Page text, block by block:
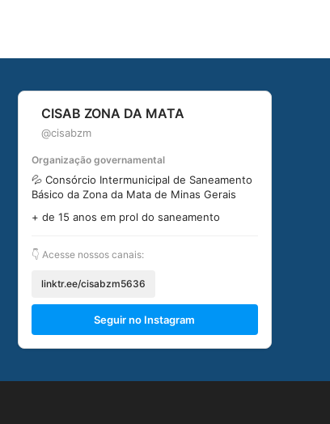
CISAB ZONA DA MATA
@cisabzm
Organização governamental
💦 Consórcio Intermunicipal de Saneamento
Básico da Zona da Mata de Minas Gerais
+ de 15 anos em prol do saneamento
👇 Acesse nossos canais:
linktr.ee/cisabzm5636
Seguir no Instagram